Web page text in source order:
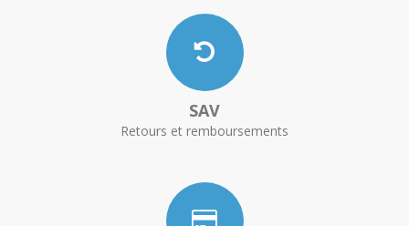
SAV
Retours et remboursements